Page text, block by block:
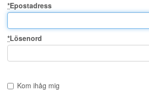
*Epostadress
*Lösenord
Kom ihåg mig